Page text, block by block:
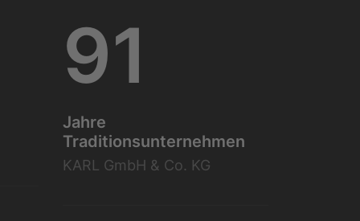
91
Jahre
Traditionsunternehmen
KARL GmbH & Co. KG